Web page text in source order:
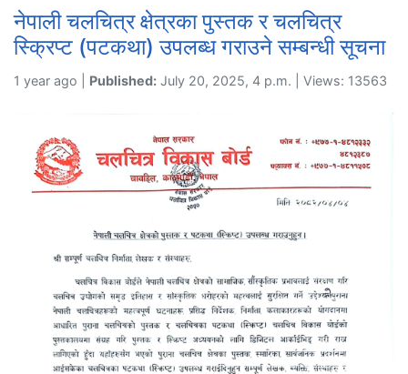
नेपाली चलचित्र क्षेत्रका पुस्तक र चलचित्र
स्क्रिप्ट (पटकथा) उपलब्ध गराउने सम्बन्धी सूचना
1 year ago | Published: July 20, 2025, 4 p.m. | Views: 13563